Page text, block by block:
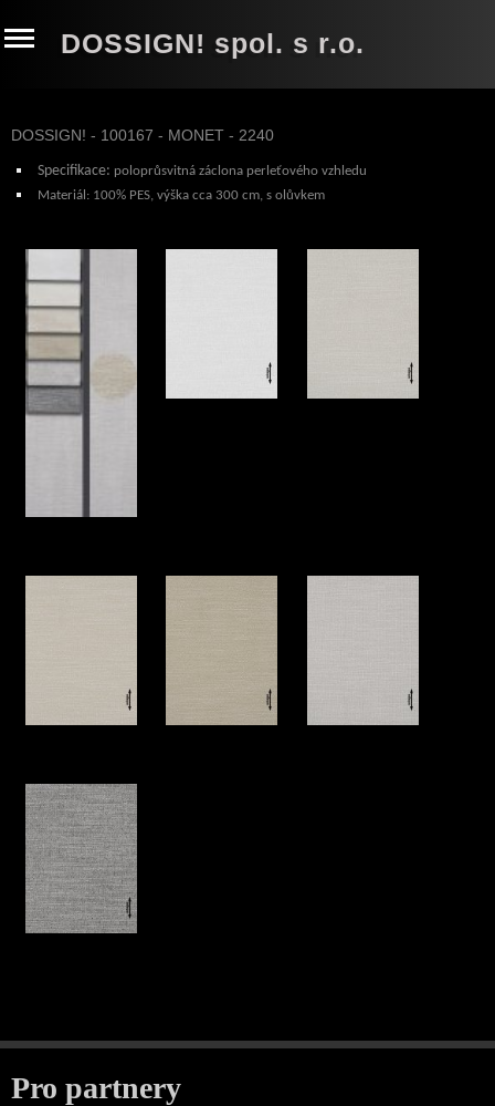
DOSSIGN! spol. s r.o.
DOSSIGN! - 100167 - MONET - 2240
Specifikace: poloprůsvitná záclona perleťového vzhledu
Materiál: 100% PES, výška cca 300 cm, s olůvkem
Pro partnery